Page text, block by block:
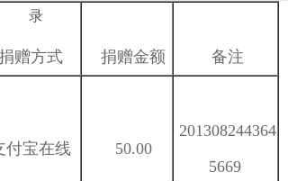
录
赠方式 捐赠金额 备注
付宝在线 50.00
201308244364
5669